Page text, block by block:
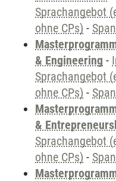
Sprachangebot
ohne CPs) -
& Engineering -
Sprachangebot
ohne CPs) -
&
Sprachangebot
ohne CPs) -